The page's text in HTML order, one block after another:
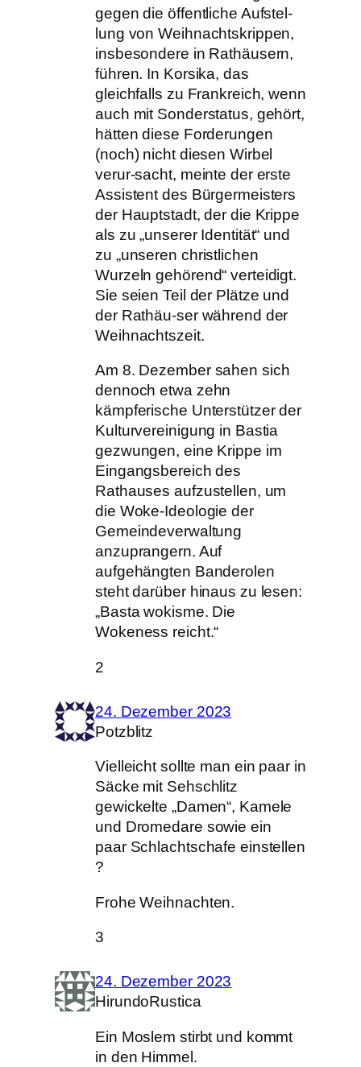
gegen die öffentliche Aufstel-
lung von Weihnachtskrippen,
insbesondere in Rathäusern,
führen. In Korsika, das
gleichfalls zu Frankreich, wenn
auch mit Sonderstatus, gehört,
hätten diese Forderungen
(noch) nicht diesen Wirbel
verur-sacht, meinte der erste
Assistent des Bürgermeisters
der Hauptstadt, der die Krippe
als zu „unserer Identität“ und
zu „unseren christlichen
Wurzeln gehörend“ verteidigt.
Sie seien Teil der Plätze und
der Rathäu-ser während der
Weihnachtszeit.
Am 8. Dezember sahen sich
dennoch etwa zehn
kämpferische Unterstützer der
Kulturvereinigung in Bastia
gezwungen, eine Krippe im
Eingangsbereich des
Rathauses aufzustellen, um
die Woke-Ideologie der
Gemeindeverwaltung
anzuprangern. Auf
aufgehängten Banderolen
steht darüber hinaus zu lesen:
„Basta wokisme. Die
Wokeness reicht.“
2
24. Dezember 2023
Potzblitz
Vielleicht sollte man ein paar in
Säcke mit Sehschlitz
gewickelte „Damen“, Kamele
und Dromedare sowie ein
paar Schlachtschafe einstellen
?
Frohe Weihnachten.
3
24. Dezember 2023
HirundoRustica
Ein Moslem stirbt und kommt
in den Himmel.